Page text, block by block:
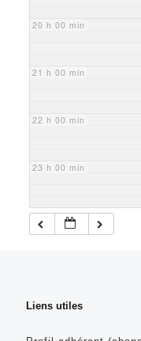
20 h 00 min
21 h 00 min
22 h 00 min
23 h 00 min
Liens utiles